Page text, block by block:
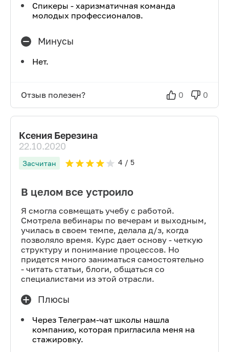
Спикеры - харизматичная команда
молодых профессионалов.
Минусы
Нет.
Отзыв полезен? 0 0
Ксения Березина
22.10.2020
Засчитан 4 / 5
В целом все устроило
Я смогла совмещать учебу с работой.
Смотрела вебинары по вечерам и выходным,
училась в своем темпе, делала д/з, когда
позволяло время. Курс дает основу - четкую
структуру и понимание процессов. Но
придется много заниматься самостоятельно
- читать статьи, блоги, общаться со
специалистами из этой отрасли.
Плюсы
Через Телеграм-чат школы нашла
компанию, которая пригласила меня на
стажировку.